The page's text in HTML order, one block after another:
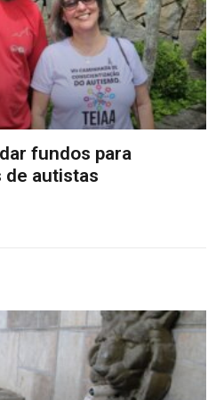
fundos para
de autistas